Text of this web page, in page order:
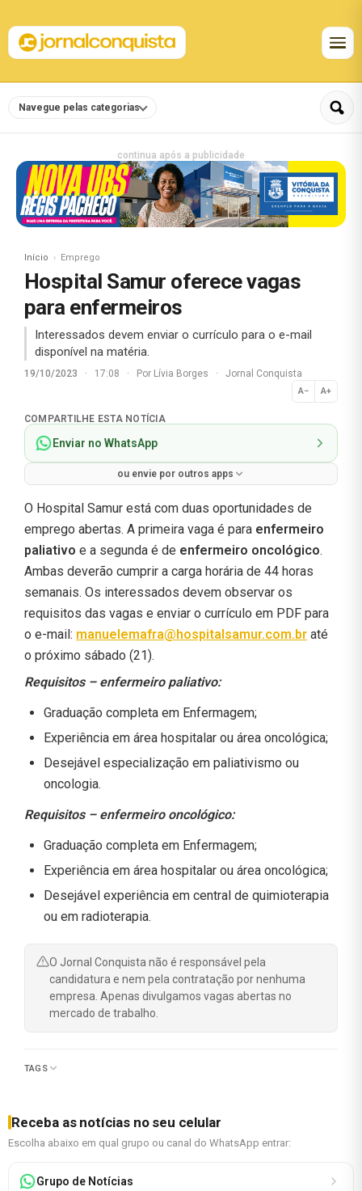
Navegue pelas categorias
continua após a publicidade
Início Emprego
Hospital Samur oferece vagas
para enfermeiros
Interessados devem enviar o currículo para o e-mail
disponível na matéria.
19/10/2023 · 17:08 · Por Lívia Borges · Jornal Conquista
A− A+
Normal
COMPARTILHE ESTA NOTÍCIA
Enviar no WhatsApp
ou envie por outros apps
O Hospital Samur está com duas oportunidades de
emprego abertas. A primeira vaga é para enfermeiro
paliativo e a segunda é de enfermeiro oncológico.
Ambas deverão cumprir a carga horária de 44 horas
semanais. Os interessados devem observar os
requisitos das vagas e enviar o currículo em PDF para
o e-mail: manuelemafra@hospitalsamur.com.br até
o próximo sábado (21).
Requisitos – enfermeiro paliativo:
Graduação completa em Enfermagem;
Experiência em área hospitalar ou área oncológica;
Desejável especialização em paliativismo ou
oncologia.
Requisitos – enfermeiro oncológico:
Graduação completa em Enfermagem;
Experiência em área hospitalar ou área oncológica;
Desejável experiência em central de quimioterapia
ou em radioterapia.
O Jornal Conquista não é responsável pela
candidatura e nem pela contratação por nenhuma
empresa. Apenas divulgamos vagas abertas no
mercado de trabalho.
TAGS
Receba as notícias no seu celular
Escolha abaixo em qual grupo ou canal do WhatsApp entrar:
Grupo de Notícias